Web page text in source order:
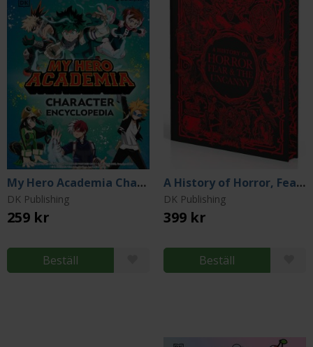
My Hero Academia Character Encyclopedia
DK Publishing
259 kr
Beställ
A History of Horror, Fear and the Uncanny
DK Publishing
399 kr
Beställ